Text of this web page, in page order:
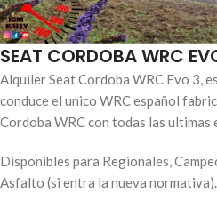
SEAT CORDOBA WRC
Alquiler Seat Cordoba WRC Evo 3,
conduce el unico WRC español
Cordoba WRC con todas las ultimas
Disponibles para Regionales,
Asfalto (si entra la nueva normativa).